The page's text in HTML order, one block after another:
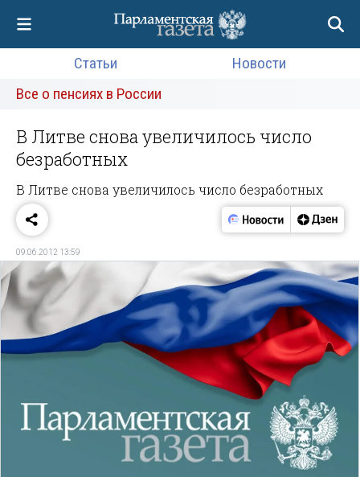
Статьи
Новости
Все о пенсиях в России
В Литве снова увеличилось число
безработных
В Литве снова увеличилось число безработных
09.06.2012 13:59